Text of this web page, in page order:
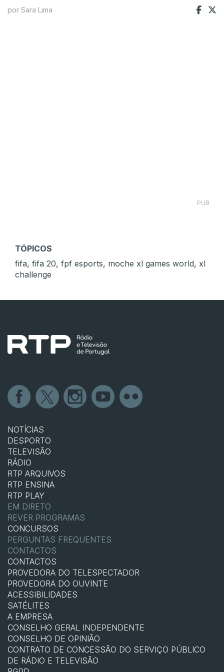
por Sara Lima
PUB
TÓPICOS
fifa, fifa 20, fpf esports, moche xl games world, xl
challenge
NOTÍCIAS
DESPORTO
TELEVISÃO
RÁDIO
RTP ARQUIVOS
RTP ENSINA
RTP PLAY
EM DIRETO
REVER PROGRAMAS
CONCURSOS
PERGUNTAS FREQUENTES
CONTACTOS
CONTACTOS
PROVEDORA DO TELESPECTADOR
PROVEDORA DO OUVINTE
ACESSIBILIDADES
SATÉLITES
A EMPRESA
CONSELHO GERAL INDEPENDENTE
CONSELHO DE OPINIÃO
CONTRATO DE CONCESSÃO DO SERVIÇO PÚBLICO
DE RÁDIO E TELEVISÃO